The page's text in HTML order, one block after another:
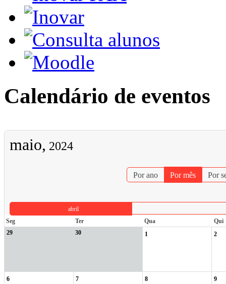
Calendário de eventos
maio, 2024
Por ano Por mês Por
abril
Seg
Ter Qua
Qui
29
30 1 2
6 7 8 9